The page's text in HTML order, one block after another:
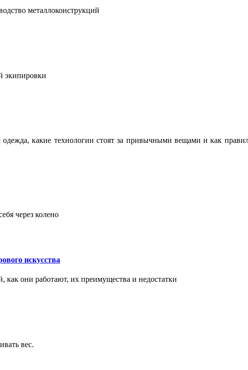
металлоконструкций
экипировки
какие технологии стоят за привычными вещами и как
через колено
искусства
как они работают, их преимущества и недостатки
вес.